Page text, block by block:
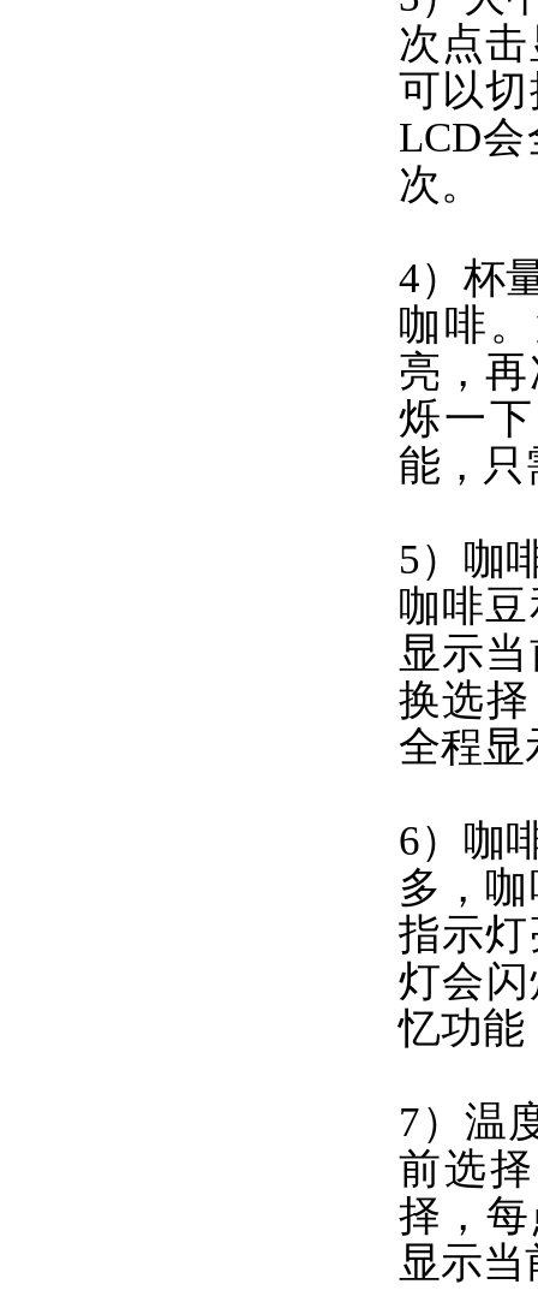
次点
可以
LCD
次。
4）杯
咖啡
亮，
烁一
能，只
5）咖
咖啡
显示
换选
全程显
6）咖
多，
指示
灯会
忆功能
7）温
前选
择，
显示